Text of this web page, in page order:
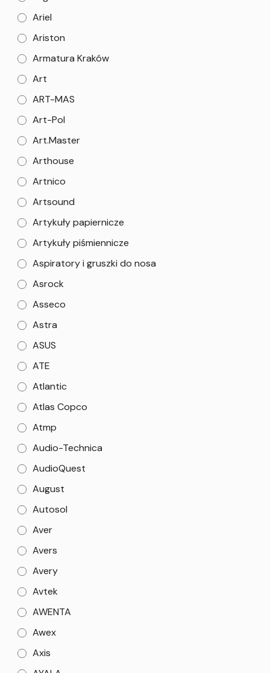
Ariel
Ariston
Armatura Kraków
Art
ART-MAS
Art-Pol
Art.Master
Arthouse
Artnico
Artsound
Artykuły papiernicze
Artykuły piśmiennicze
Aspiratory i gruszki do nosa
Asrock
Asseco
Astra
ASUS
ATE
Atlantic
Atlas Copco
Atmp
Audio-Technica
AudioQuest
August
Autosol
Aver
Avers
Avery
Avtek
AWENTA
Awex
Axis